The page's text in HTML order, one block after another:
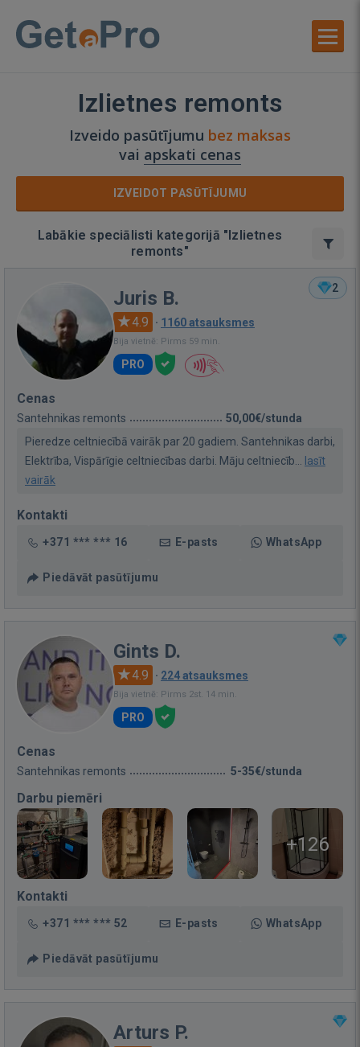
Izlietnes remonts
Izveido pasūtījumu bez maksas
vai apskati cenas
IZVEIDOT PASŪTĪJUMU
Labākie speciālisti kategorijā "Izlietnes
remonts"
2
Juris B.
4.9 · 1160 atsauksmes
Bija vietnē: Pirms 59 min.
PRO
Cenas
Santehnikas remonts
50,00€/stunda
Pieredze celtniecībā vairāk par 20 gadiem. Santehnikas darbi,
Elektrība, Vispārīgie celtniecības darbi. Māju celtniecīb...
lasīt
vairāk
Kontakti
+371 *** *** 16 E-pasts WhatsApp
Piedāvāt pasūtījumu
Gints D.
4.9 · 224 atsauksmes
Bija vietnē: Pirms 2st. 14 min.
PRO
Cenas
Santehnikas remonts 5-35€/stunda
Darbu piemēri
+126
Kontakti
+371 *** *** 52 E-pasts WhatsApp
Piedāvāt pasūtījumu
Arturs P.